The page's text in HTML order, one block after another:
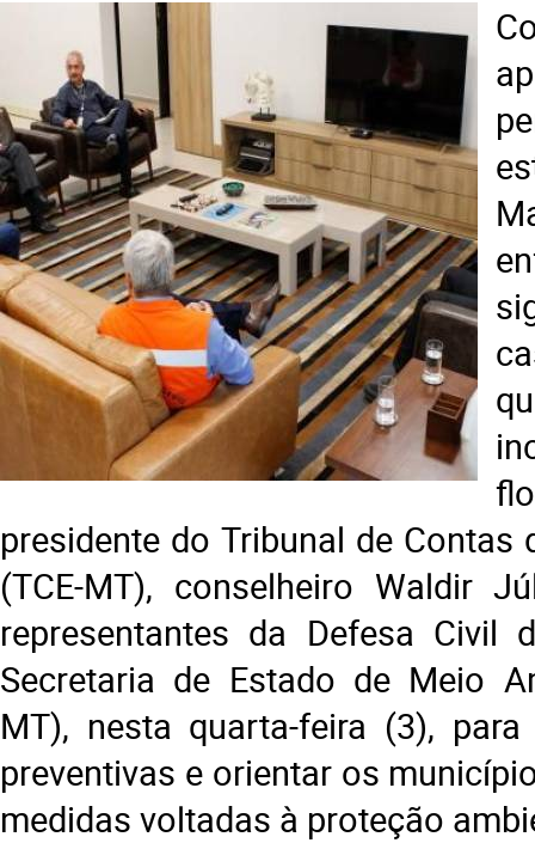
presidente do Tribunal de Contas
(TCE-MT), conselheiro Waldir
representantes da Defesa Civil
Secretaria de Estado de Meio
MT), nesta quarta-feira (3),
preventivas e orientar os
medidas voltadas à proteção